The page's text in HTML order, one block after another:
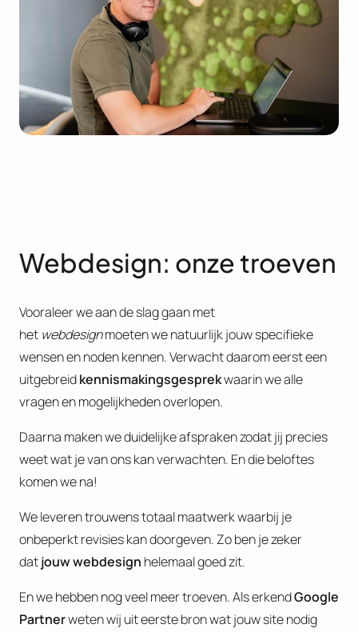
Webdesign: onze troeven
Vooraleer we aan de slag gaan met
het webdesignmoeten we natuurlijk jouw specifieke
wensen en noden kennen. Verwacht daarom eerst een
uitgebreidkennismakingsgesprekwaarin we alle
vragen en mogelijkheden overlopen.
Daarna maken we duidelijke afspraken zodat jij precies
weet wat je van ons kan verwachten. En die beloftes
komen we na!
We leveren trouwens totaal maatwerk waarbij je
onbeperkt revisies kan doorgeven. Zo ben je zeker
datjouw webdesign helemaal goed zit.
En we hebben nog veel meer troeven. Als erkendGoogle
Partnerweten wij uit eerste bron wat jouw site nodig